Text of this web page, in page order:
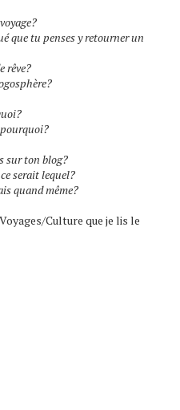
que tu penses y retourner un
rêve?
sur ton blog?
serait lequel?
quand même?
Culture que je lis le